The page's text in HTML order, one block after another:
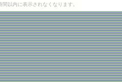
以内に表示されなくなります。